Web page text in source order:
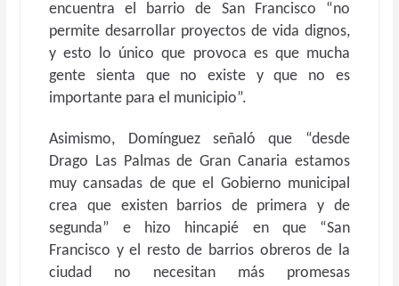
encuentra el barrio de San Francisco “no
permite desarrollar proyectos de vida dignos,
y esto lo único que provoca es que mucha
gente sienta que no existe y que no es
importante para el municipio”.
Asimismo, Domínguez señaló que “desde
Drago Las Palmas de Gran Canaria estamos
muy cansadas de que el Gobierno municipal
crea que existen barrios de primera y de
segunda” e hizo hincapié en que “San
Francisco y el resto de barrios obreros de la
ciudad no necesitan más promesas